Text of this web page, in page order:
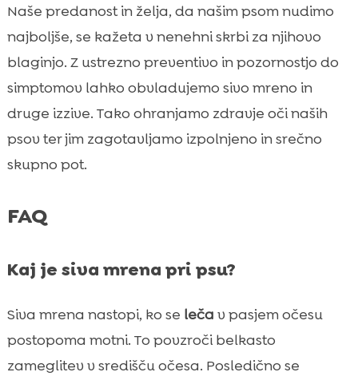
Naše predanost in želja, da našim psom nudimo
najboljše, se kažeta v nenehni skrbi za njihovo
blaginjo. Z ustrezno preventivo in pozornostjo do
simptomov lahko obvladujemo sivo mreno in
druge izzive. Tako ohranjamo zdravje oči naših
psov ter jim zagotavljamo izpolnjeno in srečno
skupno pot.
FAQ
Kaj je siva mrena pri psu?
Siva mrena nastopi, ko se leča v pasjem očesu
postopoma motni. To povzroči belkasto
zameglitev v središču očesa. Posledično se